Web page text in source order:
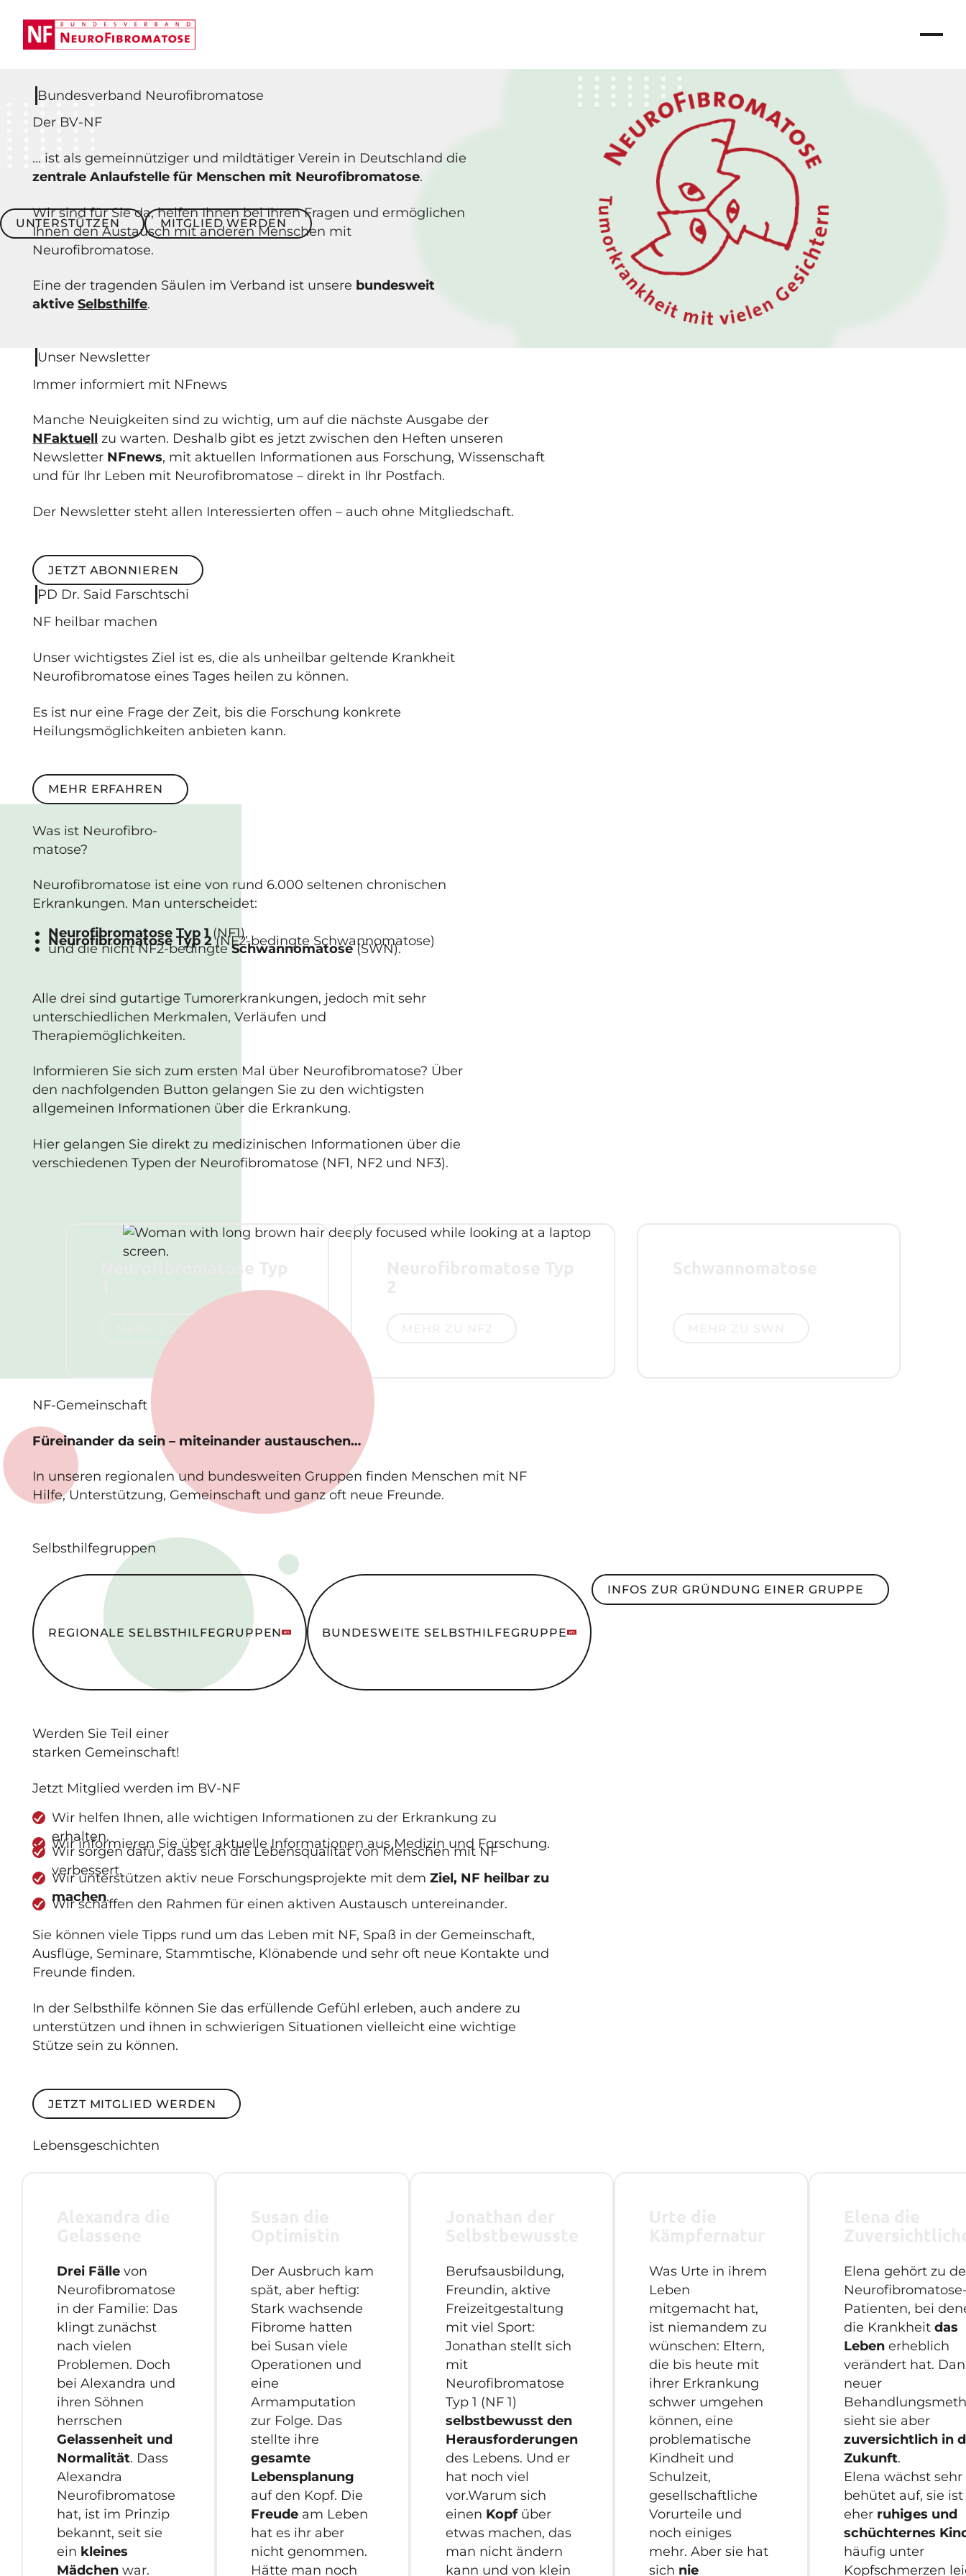
Bundesverband Neurofibromatose
Der BV-NF
... ist als gemeinnütziger und mildtätiger Verein in Deutschland die
zentrale Anlaufstelle für Menschen mit Neurofibromatose.
Wir sind für Sie da, helfen Ihnen bei Ihren Fragen und ermöglichen
Ihnen den Austausch mit anderen Menschen mit
Neurofibromatose.
Eine der tragenden Säulen im Verband ist unsere bundesweit
aktiveSelbsthilfe.
Unterstützen
UNTERSTÜTZEN Mitglied werden
MITGLIED WERDEN
Unser Newsletter
Immer informiert mit NFnews
Manche Neuigkeiten sind zu wichtig, um auf die nächste Ausgabe der
NFaktuell zu warten. Deshalb gibt es jetzt zwischen den Heften unseren
Newsletter NFnews, mit aktuellen Informationen aus Forschung, Wissenschaft
und für Ihr Leben mit Neurofibromatose – direkt in Ihr Postfach.
Der Newsletter steht allen Interessierten offen – auch ohne Mitgliedschaft.
Jetzt abonnieren
JETZT ABONNIEREN
PD Dr. Said Farschtschi
NF heilbar machen
Unser wichtigstes Ziel ist es, die als unheilbar geltende Krankheit
Neurofibromatose eines Tages heilen zu können.
Es ist nur eine Frage der Zeit, bis die Forschung konkrete
Heilungsmöglichkeiten anbieten kann.
Mehr erfahren
MEHR ERFAHREN
Was ist Neuro­fibro­
matose?
Neurofibromatose ist eine von rund 6.000 seltenen chronischen
Erkrankungen. Man unterscheidet:
Neurofibromatose Typ 1(NF1),
Neurofibromatose Typ 2(NF2-bedingte Schwannomatose)
und die nicht NF2-bedingteSchwannomatose(SWN).
Alle drei sind gutartige Tumorerkrankungen, jedoch mit sehr
unterschiedlichen Merkmalen, Verläufen und
Therapiemöglichkeiten.
Informieren Sie sich zum ersten Mal über Neurofibromatose? Über
den nachfolgenden Button gelangen Sie zu den wichtigsten
allgemeinen Informationen über die Erkrankung.
Hier gelangen Sie direkt zu medizinischen Informationen über die
verschiedenen Typen der Neurofibromatose (NF1, NF2 und NF3).
MEHR ZU NF1
NF-Gemeinschaft
Füreinander da sein – miteinander austauschen…
In unseren regionalen und bundesweiten Gruppen finden Menschen mit NF
Hilfe, Unterstützung, Gemeinschaft und ganz oft neue Freunde.
Selbsthilfegruppen
Regionale Selbsthilfe­gruppen
REGIONALE SELBSTHILFE­GRUPPEN
Bundesweite SelbsthilfeGruppe
BUNDESWEITE SELBSTHILFEGRUPPE
Infos zur Gründung einer Gruppe
INFOS ZUR GRÜNDUNG EINER GRUPPE
Werden SieTeil einer
starken Gemeinschaft!
Jetzt Mitglied werden im BV-NF
Wir helfen Ihnen, alle wichtigen Informationen zu der Erkrankung zu
erhalten.
Wir informieren Sie über aktuelle Informationen aus Medizin und Forschung.
Wir sorgen dafür, dass sich die Lebensqualität von Menschen mit NF
verbessert.
Wir unterstützen aktiv neue Forschungsprojekte mit dem Ziel, NF heilbar zu
machen.
Wir schaffen den Rahmen für einen aktiven Austausch untereinander.
Sie können viele Tipps rund um das Leben mit NF, Spaß in der Gemeinschaft,
Ausflüge, Seminare, Stammtische, Klönabende und sehr oft neue Kontakte und
Freunde finden.
In der Selbsthilfe können Sie das erfüllende Gefühl erleben, auch andere zu
unterstützen und ihnen in schwierigen Situationen vielleicht eine wichtige
Stütze sein zu können.
Jetzt Mitglied werden
JETZT MITGLIED WERDEN
Lebensgeschichten
Drei Fälle von
Neurofibromatose
in der Familie: Das
klingt zunächst
nach vielen
Problemen. Doch
bei Alexandra und
ihren Söhnen
herrschen
Gelassenheit und
Normalität. Dass
Alexandra
Neurofibromatose
hat, ist im Prinzip
bekannt, seit sie
ein kleines
Mädchen war.
Der Ausbruch kam
spät, aber heftig:
Stark wachsende
Fibrome hatten
bei Susan viele
Operationen und
eine
Armamputation
zur Folge. Das
stellte ihre
gesamte
Lebensplanung
auf den Kopf. Die
Freude am Leben
hat es ihr aber
nicht genommen.
Hätte man noch
Berufsausbildung,
Freundin, aktive
Freizeitgestaltung
mit viel Sport:
Jonathan stellt sich
mit
Neurofibromatose
Typ 1 (NF 1)
selbstbewusst den
Herausforderungen
des Lebens. Und er
hat noch viel
vor.Warum sich
einen Kopfüber
etwas machen, das
man nicht ändern
kann und von klein
Was Urte in ihrem
Leben
mitgemacht hat,
ist niemandem zu
wünschen: Eltern,
die bis heute mit
ihrer Erkrankung
schwer umgehen
können, eine
problematische
Kindheit und
Schulzeit,
gesellschaftliche
Vorurteile und
noch einiges
mehr. Aber sie hat
sich nie
Elena gehört zu
Patienten, bei
die Krankheitdas
Leben erheblich
verändert hat.
neuer
sieht sie aber
zuversichtlich in
Zukunft.
Elena wächst sehr
behütet auf, sie
eher ruhiges und
schüchternes
häufig unter
Kopfschmerzen